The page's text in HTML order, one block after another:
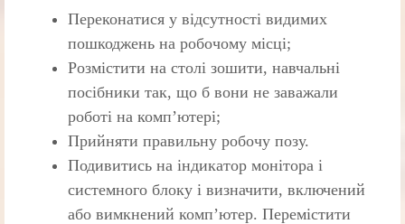
Переконатися у відсутності видимих
пошкоджень на робочому місці;
Розмістити на столі зошити, навчальні
посібники так, що б вони не заважали
роботі на комп’ютері;
Прийняти правильну робочу позу.
Подивитись на індикатор монітора і
системного блоку і визначити, включений
або вимкнений комп’ютер. Перемістити